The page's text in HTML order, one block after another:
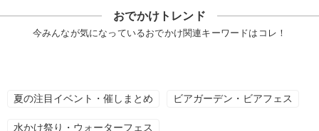
おでかけトレンド
今みんなが気になっているおでかけ関連キーワードはコレ！
夏の注目イベント・催しまとめ ビアガーデン・ビアフェス
水かけ祭り・ウォーターフェス